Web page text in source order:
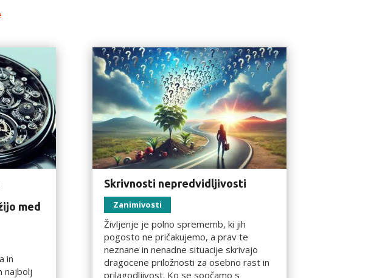
med
in
najbolj
Skrivnosti nepredvidljivosti
Zanimivosti
Življenje je polno sprememb, ki jih
pogosto ne pričakujemo, a prav te
neznane in nenadne situacije skrivajo
dragocene priložnosti za osebno rast in
prilagodljivost. Ko se soočamo s